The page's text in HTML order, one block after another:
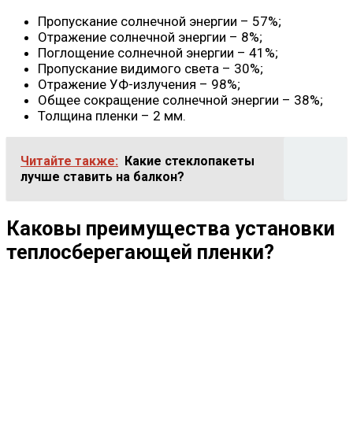
Пропускание солнечной энергии – 57%;
Отражение солнечной энергии – 8%;
Поглощение солнечной энергии – 41%;
Пропускание видимого света – 30%;
Отражение УФ-излучения – 98%;
Общее сокращение солнечной энергии – 38%;
Толщина пленки – 2 мм.
Читайте также: Какие стеклопакеты
лучше ставить на балкон?
Каковы преимущества установки
теплосберегающей пленки?